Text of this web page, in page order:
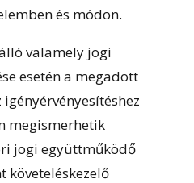
és módon.
valamely jogi
esetén a megadott
megismerhetik
jogi együttműködő
követeléskezelő